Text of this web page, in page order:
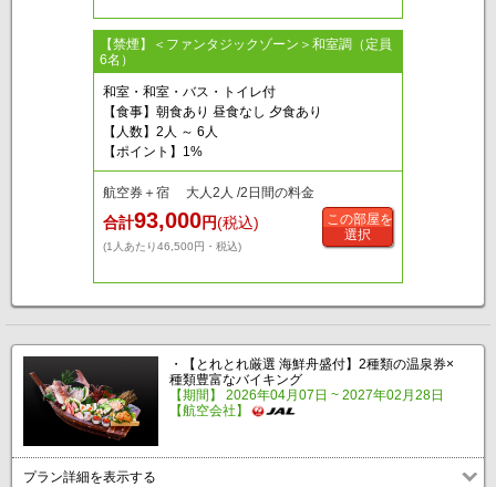
【禁煙】＜ファンタジックゾーン＞和室調（定員
6名）
和室・和室・バス・トイレ付
【食事】朝食あり 昼食なし 夕食あり
【人数】2人 ～ 6人
【ポイント】1%
航空券＋宿 大人2人 /2日間の料金
合計93,000円(税込)
(1人あたり46,500円・税込)
この部屋を
選択
・【とれとれ厳選 海鮮舟盛付】2種類の温泉券×
種類豊富なバイキング
【期間】 2026年04月07日 ~ 2027年02月28日
【航空会社】
プラン詳細を表示する